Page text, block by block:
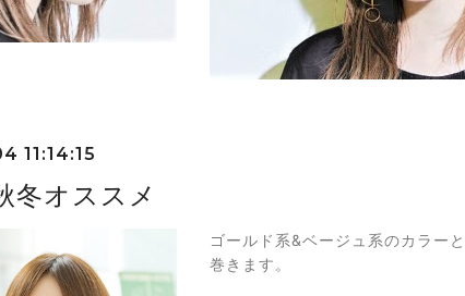
11:14:15
冬オススメ
ゴールド系&ベージュ系のカラー
巻きます。